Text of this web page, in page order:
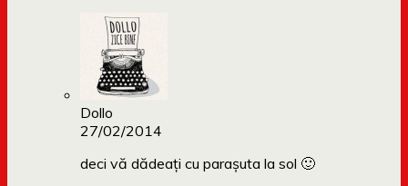
Dollo
27/02/2014
deci vă dădeați cu parașuta la sol 🙂